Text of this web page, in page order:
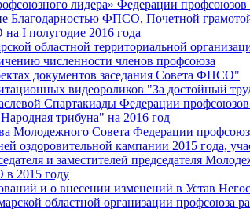
лидера» Федерации профсоюзов
Благодарностью ФПСО, Почетной
I полугодие 2016 года
областной территориальной
численности членов профсоюза
документов заседания Совета ФПСО"
видеороликов "За достойный
Спартакиады Федерации профсоюзов
трибуна" на 2016 год
Молодежного Совета Федерации
оздоровительной кампании 2015 года,
и заместителей председателя
2015 году
и о внесении изменений в Устав
областной организации профсоюза